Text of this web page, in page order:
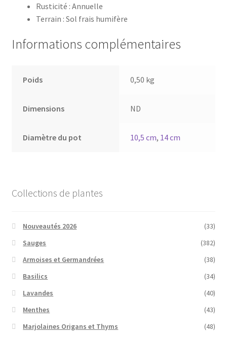
Rusticité : Annuelle
Terrain : Sol frais humifère
Informations complémentaires
Poids 0,50 kg
Dimensions ND
Diamètre du pot 10,5 cm, 14 cm
Collections de plantes
Nouveautés 2026
(33)
Sauges
(382)
Armoises et Germandrées
(38)
Basilics
(34)
Lavandes
(40)
Menthes
(43)
Marjolaines Origans et Thyms
(48)